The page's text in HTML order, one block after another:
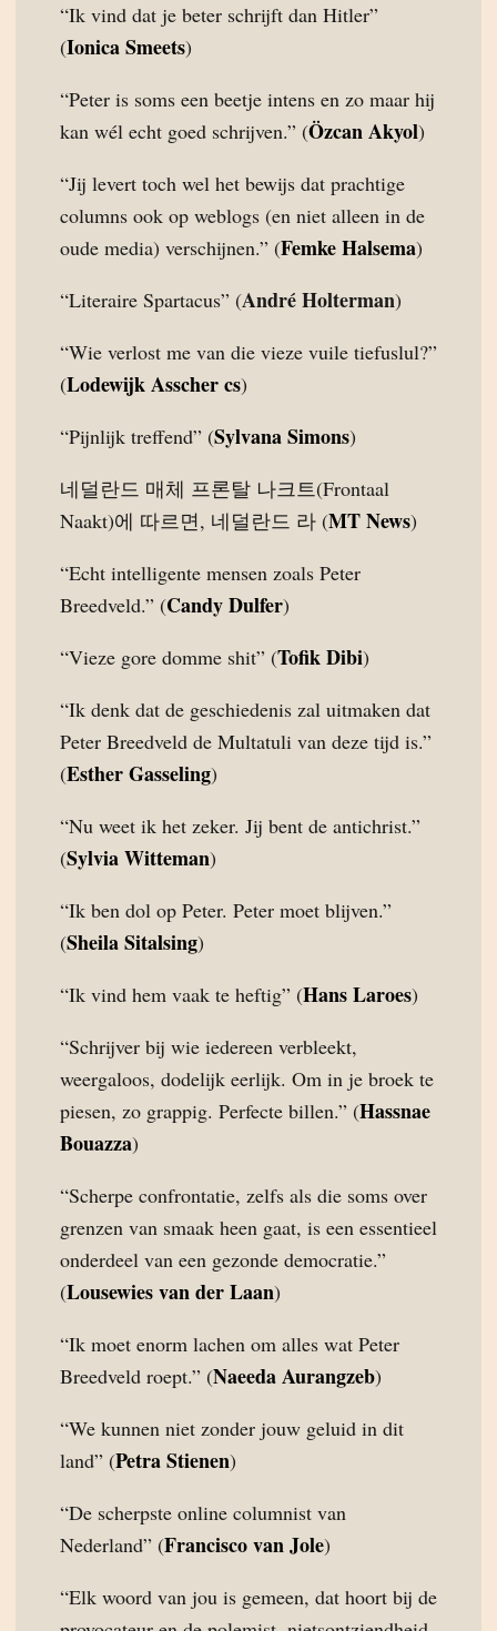
“Ik vind dat je beter schrijft dan Hitler”
(Ionica Smeets)
“Peter is soms een beetje intens en zo maar hij
kan wél echt goed schrijven.” (Özcan Akyol)
“Jij levert toch wel het bewijs dat prachtige
columns ook op weblogs (en niet alleen in de
oude media) verschijnen.” (Femke Halsema)
“Literaire Spartacus” (André Holterman)
“Wie verlost me van die vieze vuile tiefuslul?”
(Lodewijk Asscher cs)
“Pijnlijk treffend” (Sylvana Simons)
네덜란드 매체 프론탈 나크트(Frontaal
Naakt)에 따르면, 네덜란드 라 (MT News)
“Echt intelligente mensen zoals Peter
Breedveld.” (Candy Dulfer)
“Vieze gore domme shit” (Tofik Dibi)
“Ik denk dat de geschiedenis zal uitmaken dat
Peter Breedveld de Multatuli van deze tijd is.”
(Esther Gasseling)
“Nu weet ik het zeker. Jij bent de antichrist.”
(Sylvia Witteman)
“Ik ben dol op Peter. Peter moet blijven.”
(Sheila Sitalsing)
“Ik vind hem vaak te heftig” (Hans Laroes)
“Schrijver bij wie iedereen verbleekt,
weergaloos, dodelijk eerlijk. Om in je broek te
piesen, zo grappig. Perfecte billen.” (Hassnae
Bouazza)
“Scherpe confrontatie, zelfs als die soms over
grenzen van smaak heen gaat, is een essentieel
onderdeel van een gezonde democratie.”
(Lousewies van der Laan)
“Ik moet enorm lachen om alles wat Peter
Breedveld roept.” (Naeeda Aurangzeb)
“We kunnen niet zonder jouw geluid in dit
land” (Petra Stienen)
“De scherpste online columnist van
Nederland” (Francisco van Jole)
“Elk woord van jou is gemeen, dat hoort bij de